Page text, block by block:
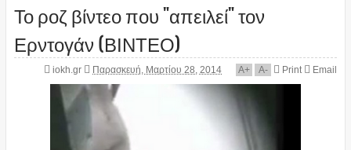
Το ροζ βίντεο που "απειλεί" τον
Ερντογάν (ΒΙΝΤΕΟ)
iokh.gr Παρασκευή, Μαρτίου 28, 2014 A+ A- Print Email